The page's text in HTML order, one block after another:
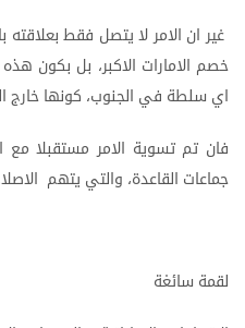
غير ان الامرلايتصل فقطبعلاقته
خصم الامارات الاكبر، بل بكون هذه
اي سلطة في الجنوب، كونهاخارج
فان تم تسوية الامر مستقبلا مع
جماعات القاعدة، والتي يتهم
لقمة سائغة